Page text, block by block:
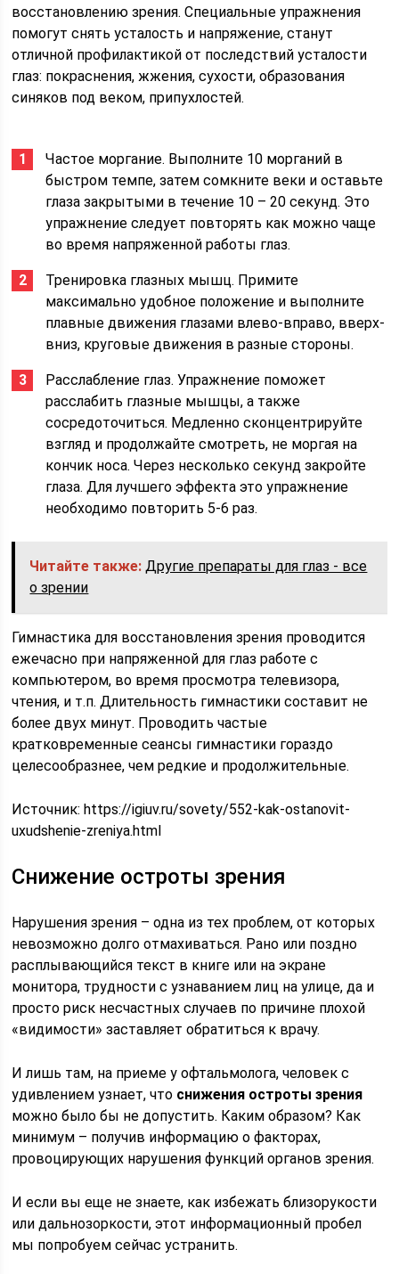
восстановлению зрения. Специальные упражнения
помогут снять усталость и напряжение, станут
отличной профилактикой от последствий усталости
глаз: покраснения, жжения, сухости, образования
синяков под веком, припухлостей.
Частое моргание. Выполните 10 морганий в
быстром темпе, затем сомкните веки и оставьте
глаза закрытыми в течение 10 – 20 секунд. Это
упражнение следует повторять как можно чаще
во время напряженной работы глаз.
Тренировка глазных мышц. Примите
максимально удобное положение и выполните
плавные движения глазами влево-вправо, вверх-
вниз, круговые движения в разные стороны.
Расслабление глаз. Упражнение поможет
расслабить глазные мышцы, а также
сосредоточиться. Медленно сконцентрируйте
взгляд и продолжайте смотреть, не моргая на
кончик носа. Через несколько секунд закройте
глаза. Для лучшего эффекта это упражнение
необходимо повторить 5-6 раз.
Читайте также: Другие препараты для глаз - все
о зрении
Гимнастика для восстановления зрения проводится
ежечасно при напряженной для глаз работе с
компьютером, во время просмотра телевизора,
чтения, и т.п. Длительность гимнастики составит не
более двух минут. Проводить частые
кратковременные сеансы гимнастики гораздо
целесообразнее, чем редкие и продолжительные.
Источник:https://igiuv.ru/sovety/552-kak-ostanovit-
uxudshenie-zreniya.html
Снижение остроты зрения
Нарушения зрения – одна из тех проблем, от которых
невозможно долго отмахиваться. Рано или поздно
расплывающийся текст в книге или на экране
монитора, трудности с узнаванием лиц на улице, да и
просто риск несчастных случаев по причине плохой
«видимости» заставляет обратиться к врачу.
И лишь там, на приеме у офтальмолога, человек с
удивлением узнает, что снижения остроты зрения
можно было бы не допустить. Каким образом? Как
минимум – получив информацию о факторах,
провоцирующих нарушения функций органов зрения.
И если вы еще не знаете, как избежать близорукости
или дальнозоркости, этот информационный пробел
мы попробуем сейчас устранить.